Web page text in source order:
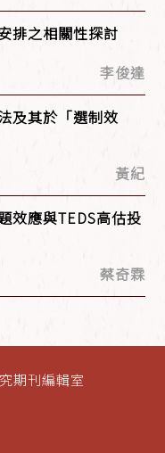
排之相關性探討
李俊達
及其於「選制效
黃紀
效應與TEDS高估投
蔡奇霖
期刊編輯室